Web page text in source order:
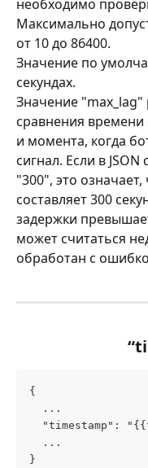
необходимо
Максимально
от 10 до 86400.
Значение по
секундах.
Значение "max_lag"
сравнения
и момента, когда
сигнал. Если в
"300", это
составляет 300
задержки
может считаться
обработан с
{
  ...
"timestamp":
  ...
}